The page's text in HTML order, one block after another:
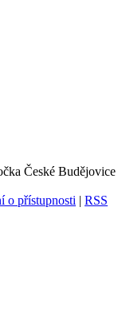
České Budějovice
o přístupnosti | RSS